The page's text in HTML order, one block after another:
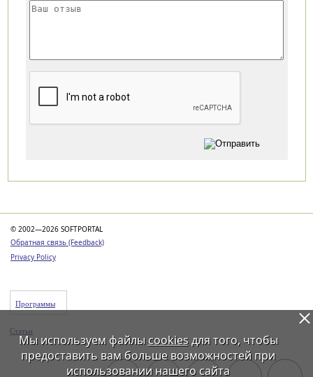
© 2002—2026 SOFTPORTAL
Обратная связь (Feedback)
Privacy Policy
Программы
Статьи
Мы используем файлы cookiesдля того, чтобы
предоставить вам больше возможностей при
использовании нашего сайта